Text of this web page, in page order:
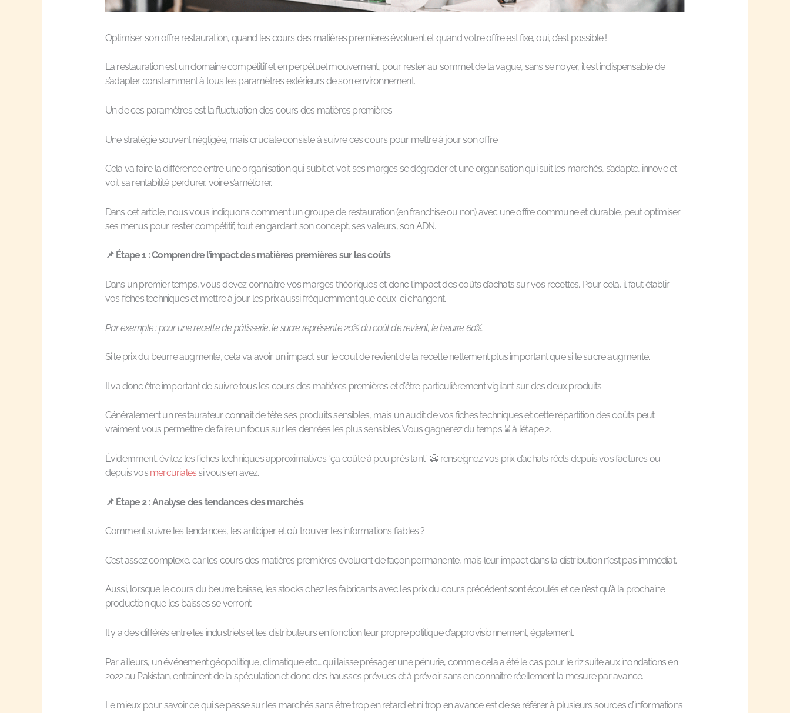
Optimiser son offre restauration, quand les cours des matières premières évoluent et quand votre offre est fixe, oui, c’est possible !
La restauration est un domaine compétitif et en perpétuel mouvement, pour rester au sommet de la vague, sans se noyer, il est indispensable de
s’adapter constamment à tous les paramètres extérieurs de son environnement.
Un de ces paramètres est la fluctuation des cours des matières premières.
Une stratégie souvent négligée, mais cruciale consiste à suivre ces cours pour mettre à jour son offre.
Cela va faire la différence entre une organisation qui subit et voit ses marges se dégrader et une organisation qui suit les marchés, s’adapte, innove et
voit sa rentabilité perdurer, voire s’améliorer.
Dans cet article, nous vous indiquons comment un groupe de restauration (en franchise ou non) avec une offre commune et durable, peut optimiser
ses menus pour rester compétitif, tout en gardant son concept, ses valeurs, son ADN.
📌 Étape 1 : Comprendre l’impact des matières premières sur les coûts
Dans un premier temps, vous devez connaitre vos marges théoriques et donc l’impact des coûts d’achats sur vos recettes. Pour cela, il faut établir
vos fiches techniques et mettre à jour les prix aussi fréquemment que ceux-ci changent.
Par exemple : pour une recette de pâtisserie, le sucre représente 20% du coût de revient, le beurre 60%.
Si le prix du beurre augmente, cela va avoir un impact sur le cout de revient de la recette nettement plus important que si le sucre augmente.
Il va donc être important de suivre tous les cours des matières premières et d’être particulièrement vigilant sur des deux produits.
Généralement un restaurateur connait de tête ses produits sensibles, mais un audit de vos fiches techniques et cette répartition des coûts peut
vraiment vous permettre de faire un focus sur les denrées les plus sensibles. Vous gagnerez du temps ⌛ à l’étape 2.
Évidemment, évitez les fiches techniques approximatives “ça coûte à peu près tant” 😬 renseignez vos prix d’achats réels depuis vos factures ou
depuis vos mercurialessi vous en avez.
📌 Étape 2 :Analyse des tendances des marchés
Comment suivre les tendances, les anticiper et où trouver les informations fiables ?
C’est assez complexe, car les cours des matières premières évoluent de façon permanente, mais leur impact dans la distribution n’est pas immédiat.
Aussi, lorsque le cours du beurre baisse, les stocks chez les fabricants avec les prix du cours précédent sont écoulés et ce n’est qu’à la prochaine
production que les baisses se verront.
Il y a des différés entre les industriels et les distributeurs en fonction leur propre politique d’approvisionnement, également.
Par ailleurs, un événement géopolitique, climatique etc… qui laisse présager une pénurie, comme cela a été le cas pour le riz suite aux inondations en
2022 au Pakistan, entrainent de la spéculation et donc des hausses prévues et à prévoir sans en connaitre réellement la mesure par avance.
Le mieux pour savoir ce qui se passe sur les marchés sans être trop en retard et ni trop en avance est de se référer à plusieurs sources d’informations